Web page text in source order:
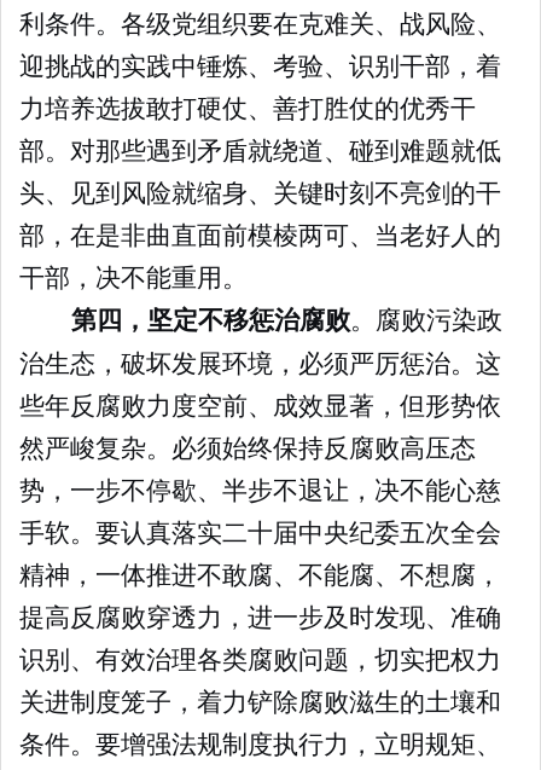
利条件。各级党组织要在克难关、战风险、
迎挑战的实践中锤炼、考验、识别干部，着
力培养选拔敢打硬仗、善打胜仗的优秀干
部。对那些遇到矛盾就绕道、碰到难题就低
头、见到风险就缩身、关键时刻不亮剑的干
部，在是非曲直面前模棱两可、当老好人的
干部，决不能重用。
第四，坚定不移惩治腐败。腐败污染政
治生态，破坏发展环境，必须严厉惩治。这
些年反腐败力度空前、成效显著，但形势依
然严峻复杂。必须始终保持反腐败高压态
势，一步不停歇、半步不退让，决不能心慈
手软。要认真落实二十届中央纪委五次全会
精神，一体推进不敢腐、不能腐、不想腐，
提高反腐败穿透力，进一步及时发现、准确
识别、有效治理各类腐败问题，切实把权力
关进制度笼子，着力铲除腐败滋生的土壤和
条件。要增强法规制度执行力，立明规矩、